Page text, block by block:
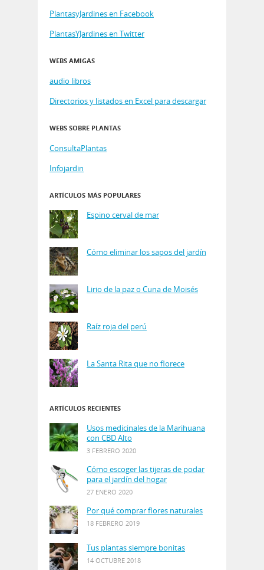
PlantasyJardines en Facebook
PlantasYJardines en Twitter
WEBS AMIGAS
audio libros
Directorios y listados en Excel para descargar
WEBS SOBRE PLANTAS
ConsultaPlantas
Infojardin
ARTÍCULOS MÁS POPULARES
Espino cerval de mar
Cómo eliminar los sapos del jardín
Lirio de la paz o Cuna de Moisés
Raíz roja del perú
La Santa Rita que no florece
ARTÍCULOS RECIENTES
Usos medicinales de la Marihuana
con CBD Alto
3 FEBRERO 2020
Cómo escoger las tijeras de podar
para el jardín del hogar
27 ENERO 2020
Por qué comprar flores naturales
18 FEBRERO 2019
Tus plantas siempre bonitas
14 OCTUBRE 2018